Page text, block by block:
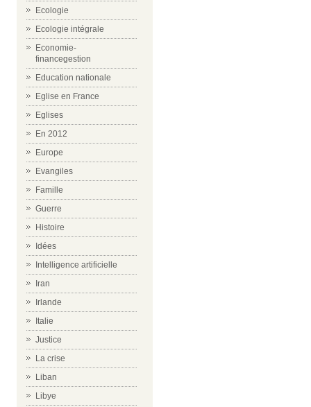
Ecologie
Ecologie intégrale
Economie-
financegestion
Education nationale
Eglise en France
Eglises
En 2012
Europe
Evangiles
Famille
Guerre
Histoire
Idées
Intelligence artificielle
Iran
Irlande
Italie
Justice
La crise
Liban
Libye